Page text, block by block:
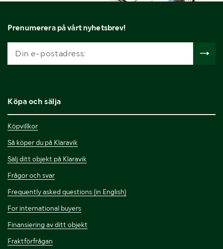
Prenumerera på vårt nyhetsbrev!
Köpa och sälja
Köpvillkor
Så köper du på Klaravik
Sälj ditt objekt på Klaravik
Frågor och svar
Frequently asked questions (in English)
For international buyers
Finansiering av ditt objekt
Fraktförfrågan